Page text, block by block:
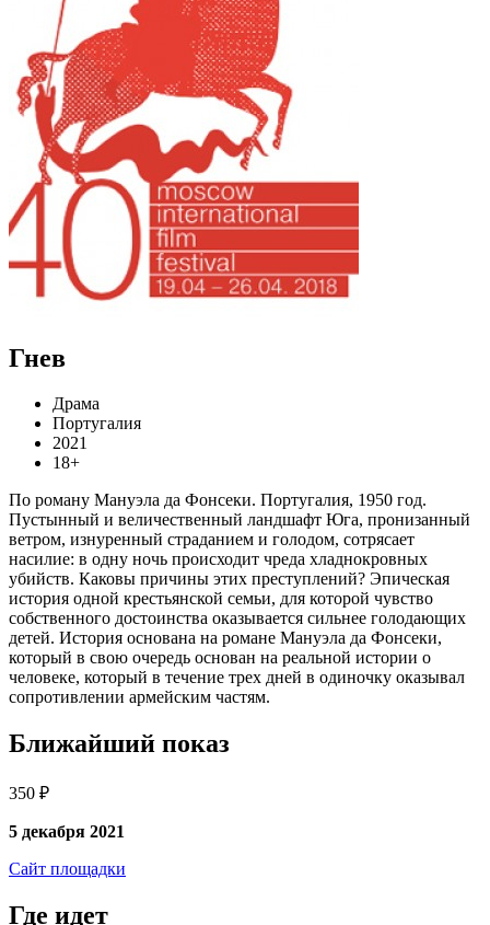
Гнев
Драма
Португалия
2021
18+
По роману Мануэла да Фонсеки. Португалия, 1950 год.
Пустынный и величественный ландшафт Юга, пронизанный
ветром, изнуренный страданием и голодом, сотрясает
насилие: в одну ночь происходит чреда хладнокровных
убийств. Каковы причины этих преступлений? Эпическая
история одной крестьянской семьи, для которой чувство
собственного достоинства оказывается сильнее голодающих
детей. История основана на романе Мануэла да Фонсеки,
который в свою очередь основан на реальной истории о
человеке, который в течение трех дней в одиночку оказывал
сопротивлении армейским частям.
Ближайший показ
350 ₽
5 декабря 2021
Сайт площадки
Где идет